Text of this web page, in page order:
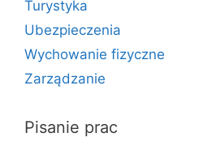
Turystyka
Ubezpieczenia
Wychowanie fizyczne
Zarządzanie
Pisanie prac